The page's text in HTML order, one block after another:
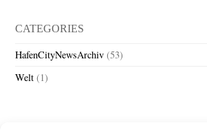
CATEGORIES
HafenCityNewsArchiv (53)
Welt (1)